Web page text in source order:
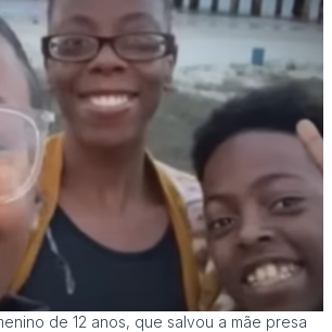
de 12 anos, que salvou a mãe presa